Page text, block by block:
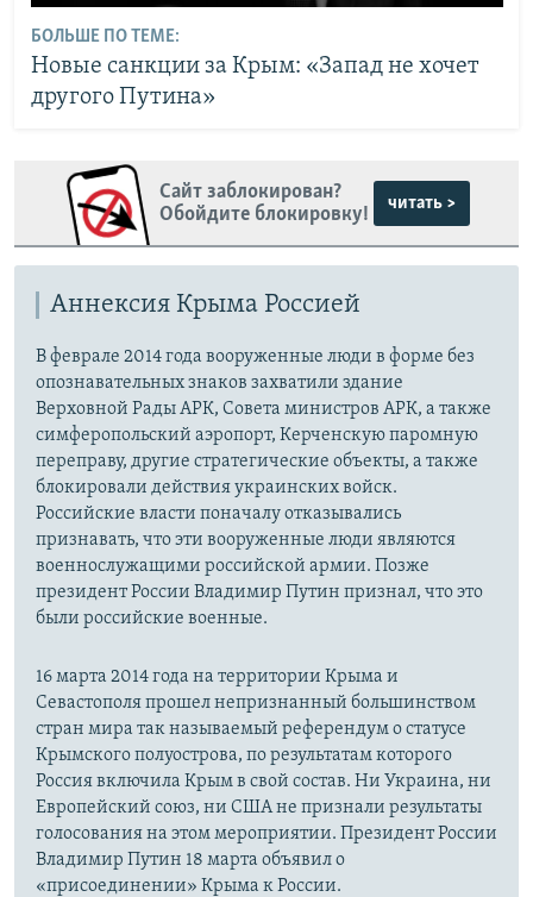
БОЛЬШЕ ПО ТЕМЕ:
Новые санкции за Крым: «Запад не хочет
другого Путина»
Сайт заблокирован?
Обойдите блокировку!
читать >
Аннексия Крыма Россией
В феврале 2014 года вооруженные люди в форме без
опознавательных знаков захватили здание
Верховной Рады АРК, Совета министров АРК, а также
симферопольский аэропорт, Керченскую паромную
переправу, другие стратегические объекты, а также
блокировали действия украинских войск.
Российские власти поначалу отказывались
признавать, что эти вооруженные люди являются
военнослужащими российской армии. Позже
президент России Владимир Путин признал, что это
были российские военные.
16 марта 2014 года на территории Крыма и
Севастополя прошел непризнанный большинством
стран мира так называемый референдум о статусе
Крымского полуострова, по результатам которого
Россия включила Крым в свой состав. Ни Украина, ни
Европейский союз, ни США не признали результаты
голосования на этом мероприятии. Президент России
Владимир Путин 18 марта объявил о
«присоединении» Крыма к России.